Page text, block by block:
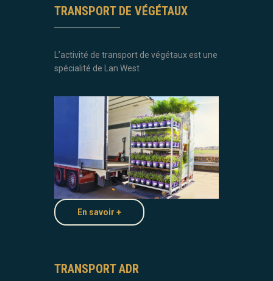
TRANSPORT DE VÉGÉTAUX
L’activité de transport de végétaux est une
spécialité de Lan West
En savoir +
TRANSPORT ADR